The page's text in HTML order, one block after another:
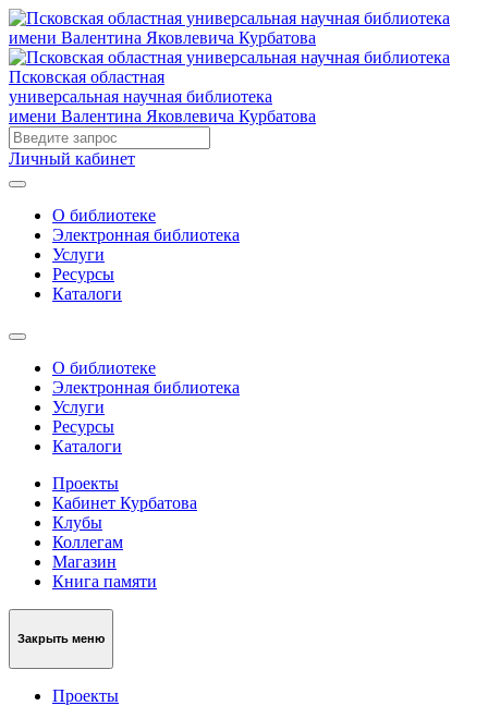
Псковская областная
универсальная научная библиотека
имени Валентина Яковлевича Курбатова
Личный кабинет
О библиотеке
Электронная библиотека
Услуги
Ресурсы
Каталоги
О библиотеке
Электронная библиотека
Услуги
Ресурсы
Каталоги
Проекты
Кабинет Курбатова
Клубы
Коллегам
Магазин
Книга памяти
Закрыть меню
Проекты